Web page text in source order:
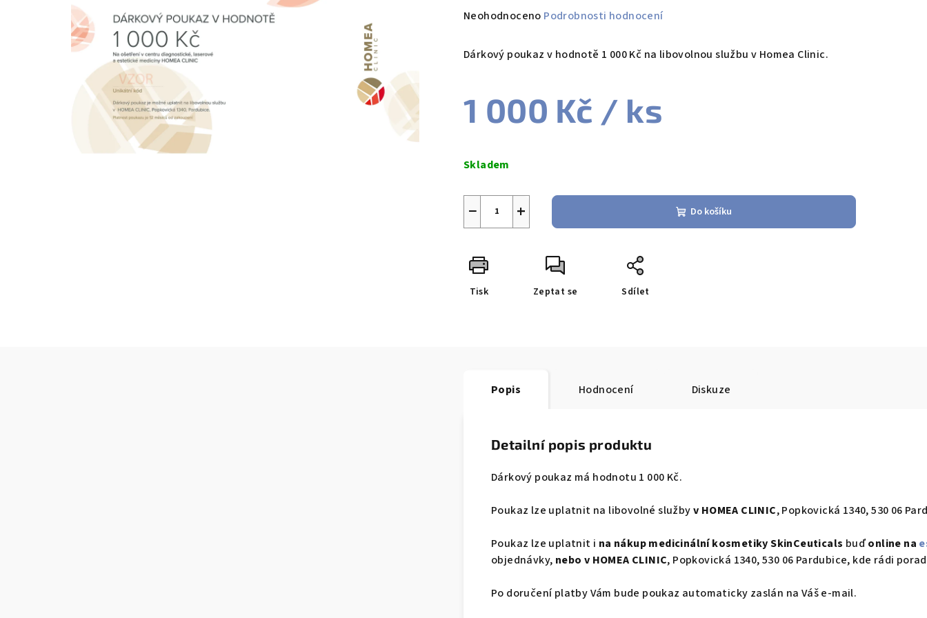
Průměrné
produktu
z
Neohodnoceno Podrobnosti hodnocení
Dárkový poukaz v hodnotě 1 000 Kč na libovolnou službu v Homea Clinic.
1 000 Kč / ks
cena:
Skladem
+
− Do košíku
Tisk Zeptat se Sdílet
Popis Hodnocení Diskuze
Detailní popis produktu
Dárkový poukaz má hodnotu 1 000 Kč.
Poukaz lze uplatnit na libovolné službyv HOMEA CLINIC, Popkovická 1340, 530 06
Poukaz lze uplatnit i na nákup medicinální kosmetiky SkinCeuticals buďonline na
objednávky, nebo v HOMEA CLINIC, Popkovická 1340, 530 06 Pardubice, kde rádi
Po doručení platby Vám bude poukaz automaticky zaslán na Váš e-mail.